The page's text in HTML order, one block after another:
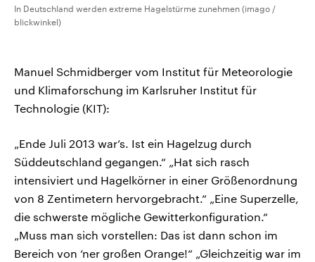
In Deutschland werden extreme Hagelstürme zunehmen (imago /
blickwinkel)
Manuel Schmidberger vom Institut für Meteorologie
und Klimaforschung im Karlsruher Institut für
Technologie (KIT):
„Ende Juli 2013 war’s. Ist ein Hagelzug durch
Süddeutschland gegangen.“ „Hat sich rasch
intensiviert und Hagelkörner in einer Größenordnung
von 8 Zentimetern hervorgebracht.“ „Eine Superzelle,
die schwerste mögliche Gewitterkonfiguration.“
„Muss man sich vorstellen: Das ist dann schon im
Bereich von ‘ner großen Orange!“ „Gleichzeitig war im